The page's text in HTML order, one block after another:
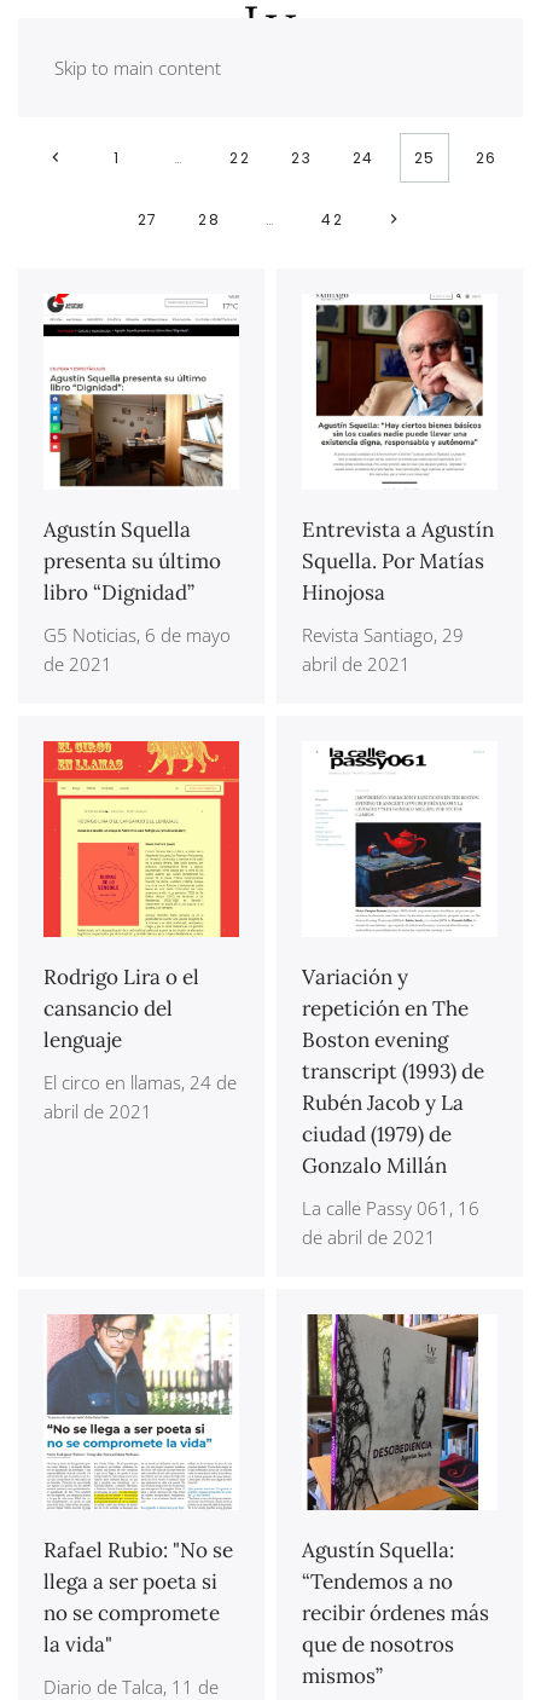
Skip to main content
1 … 22 23 24 25 26
27 28 … 42
Agustín Squella
presenta su último
libro “Dignidad”
G5 Noticias, 6 de mayo
de 2021
Entrevista a Agustín
Squella. Por Matías
Hinojosa
Revista Santiago, 29
abril de 2021
Rodrigo Lira o el
cansancio del
lenguaje
El circo en llamas, 24 de
abril de 2021
Variación y
repetición en The
Boston evening
transcript (1993) de
Rubén Jacob y La
ciudad (1979) de
Gonzalo Millán
La calle Passy 061, 16
de abril de 2021
Rafael Rubio: "No se
llega a ser poeta si
no se compromete
la vida"
Diario de Talca, 11 de
Agustín Squella:
“Tendemos a no
recibir órdenes más
que de nosotros
mismos”